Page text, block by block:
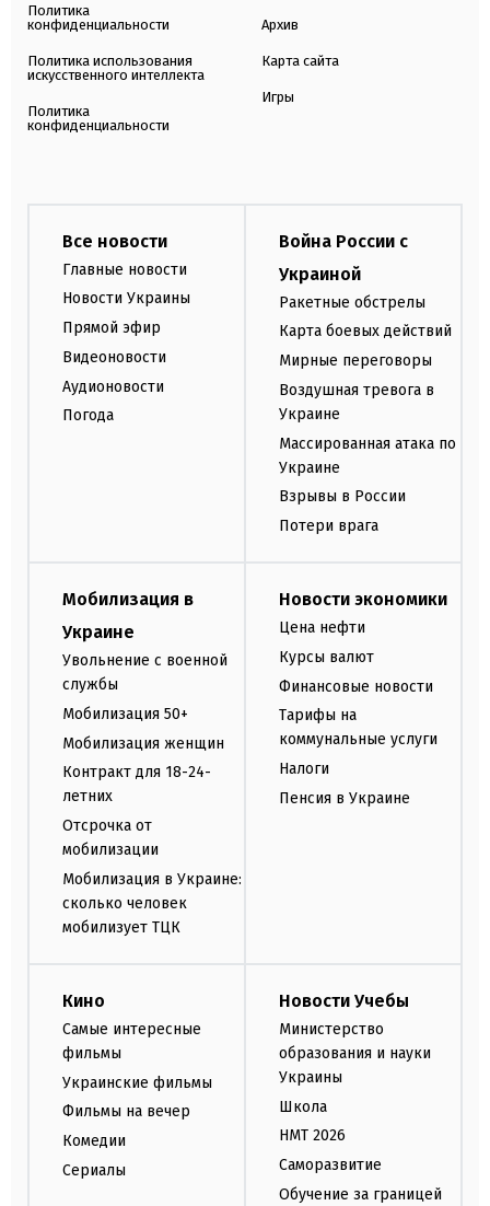
Политика
конфиденциальности
Политика использования
искусственного интеллекта
Политика
конфиденциальности
Архив
Карта сайта
Игры
Все новости
Главные новости
Новости Украины
Прямой эфир
Видеоновости
Аудионовости
Погода
Война России с
Украиной
Ракетные обстрелы
Карта боевых действий
Мирные переговоры
Воздушная тревога в
Украине
Массированная атака по
Украине
Взрывы в России
Потери врага
Мобилизация в
Украине
Увольнение с военной
службы
Мобилизация 50+
Мобилизация женщин
Контракт для 18-24-
летних
Отсрочка от
мобилизации
Мобилизация в Украине:
сколько человек
мобилизует ТЦК
Новости экономики
Цена нефти
Курсы валют
Финансовые новости
Тарифы на
коммунальные услуги
Налоги
Пенсия в Украине
Кино
Самые интересные
фильмы
Украинские фильмы
Фильмы на вечер
Комедии
Сериалы
Новости Учебы
Министерство
образования и науки
Украины
Школа
НМТ 2026
Саморазвитие
Обучение за границей